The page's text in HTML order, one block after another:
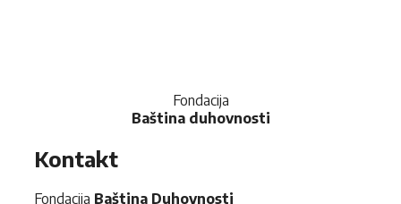
Fondacija
Baština duhovnosti
Kontakt
Fondacija Baština Duhovnosti